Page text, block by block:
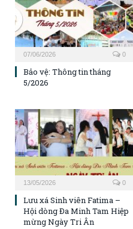
07/06/2026 0
Bảo vệ: Thông tin tháng
5/2026
13/05/2026 0
Lưu xá Sinh viên Fatima –
Hội dòng Đa Minh Tam Hiệp
mừng Ngày Tri Ân